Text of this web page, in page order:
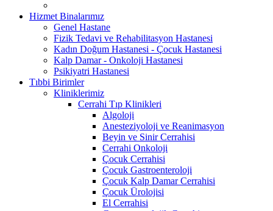
Hizmet Binalarımız
Genel Hastane
Fizik Tedavi ve Rehabilitasyon Hastanesi
Kadın Doğum Hastanesi - Çocuk Hastanesi
Kalp Damar - Onkoloji Hastanesi
Psikiyatri Hastanesi
Tıbbi Birimler
Kliniklerimiz
Cerrahi Tıp Klinikleri
Algoloji
Anesteziyoloji ve Reanimasyon
Beyin ve Sinir Cerrahisi
Cerrahi Onkoloji
Çocuk Cerrahisi
Çocuk Gastroenteroloji
Çocuk Kalp Damar Cerrahisi
Çocuk Ürolojisi
El Cerrahisi